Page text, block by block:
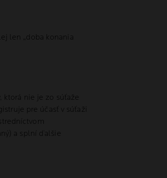
len „doba konania
ktorá nie je zo súťaže
pre účasť v súťaži
a splní ďalšie